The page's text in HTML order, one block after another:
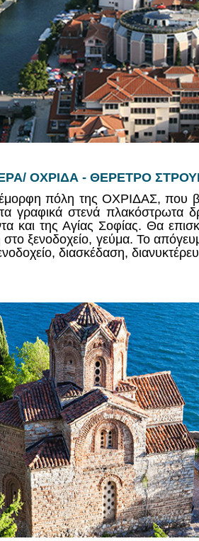
ΟΧΡΙΔΑ - ΘΕΡΕΤΡΟ
πόλη της ΟΧΡΙΔΑΣ, που
στενά πλακόστρωτα
και της Αγίας Σοφίας. Θα
ξενοδοχείο, γεύμα. Το
διασκέδαση,